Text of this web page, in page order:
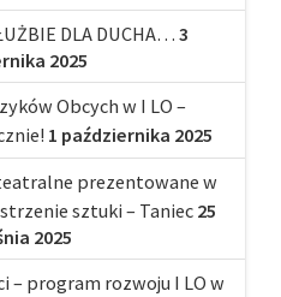
DLA DUCHA…3
2025
Obcych w I LO –
1 października 2025
prezentowane w
sztuki – Taniec25
2025
– program rozwoju I LO w